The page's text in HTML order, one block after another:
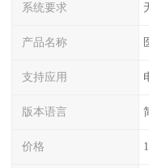
系统要求
产品名称
支持应用
版本语言
价格